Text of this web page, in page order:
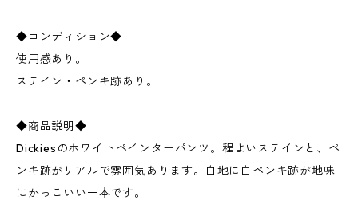
◆コンディション◆
使用感あり。
ステイン・ペンキ跡あり。
◆商品説明◆
Dickiesのホワイトペインターパンツ。程よいステインと、ペ
ンキ跡がリアルで雰囲気あります。白地に白ペンキ跡が地味
にかっこいい一本です。